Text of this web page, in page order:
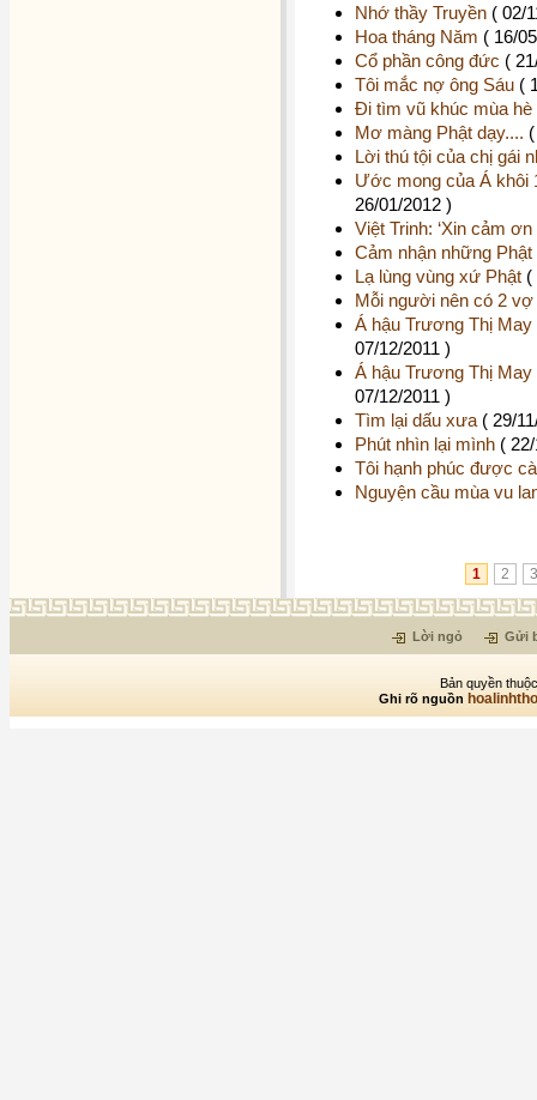
Nhớ thầy Truyền ( 02/
Hoa tháng Năm ( 16/
Cổ phần công đức (
Tôi mắc nợ ông Sáu (
Đi tìm vũ khúc mùa hè
Mơ màng Phật dạy....
Lời thú tội của chị gái
Ước mong của Á khôi
26/01/2012 )
Việt Trinh: ‘Xin cảm
Cảm nhận những Phật
Lạ lùng vùng xứ Phật (
Mỗi người nên có 2
Á hậu Trương Thị
07/12/2011 )
Á hậu Trương Thị
07/12/2011 )
Tìm lại dấu xưa ( 29/
Phút nhìn lại mình (
Tôi hạnh phúc được
Nguyện cầu mùa vu
1 2 3
Lời ngỏ Gửi
Bản quyền
Ghi rõ nguồn